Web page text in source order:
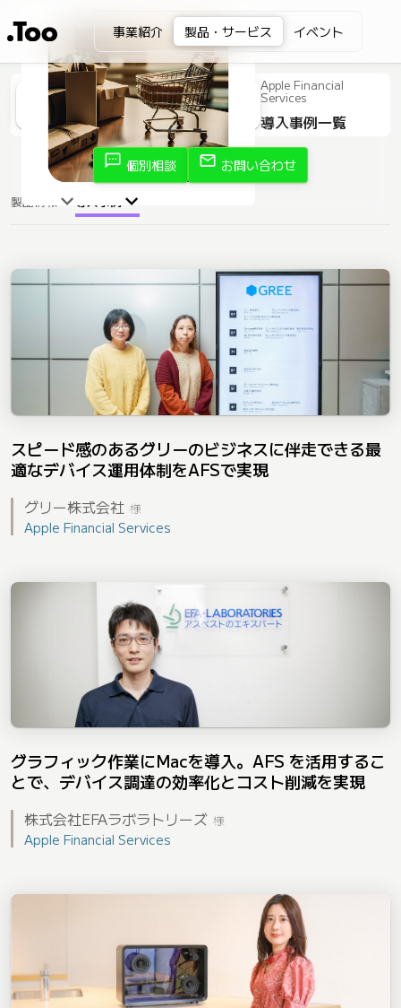
事業紹介 製品・サービス イベント
Apple Financial
Services
導入事例一覧
sms 個別相談 mail お問い合わせ
製品情報 導入事例
スピード感のあるグリーのビジネスに伴走できる最
適なデバイス運用体制をAFSで実現
グリー株式会社 様
Apple Financial Services
グラフィック作業にMacを導入。AFS を活用するこ
とで、デバイス調達の効率化とコスト削減を実現
株式会社EFAラボラトリーズ 様
Apple Financial Services